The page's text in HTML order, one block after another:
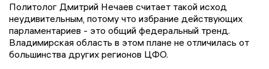
Политолог Дмитрий Нечаев считает такой исход
неудивительным, потому что избрание действующих
парламентариев - это общий федеральный тренд.
Владимирская область в этом плане не отличилась от
большинства других регионов ЦФО.